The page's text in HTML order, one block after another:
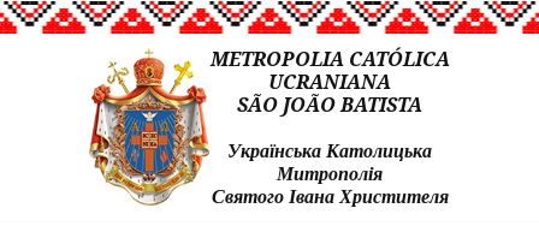
METROPOLIA CATÓLICA
UCRANIANA
SÃO JOÃO BATISTA
Українська Католицька
Митрополія
Святого Івана Христителя